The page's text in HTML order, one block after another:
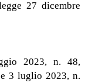
27 dicembre
2023, n. 48,
3 luglio 2023, n.